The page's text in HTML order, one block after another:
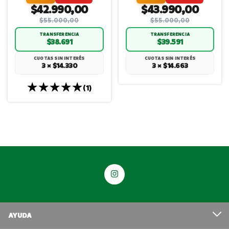
$42.990,00
$55.000,00
TRANSFERENCIA
$38.691
CUOTAS SIN INTERÉS
3 × $14.330
(1)
$43.990,00
$55.000,00
TRANSFERENCIA
$39.591
CUOTAS SIN INTERÉS
3 × $14.663
AYUDA